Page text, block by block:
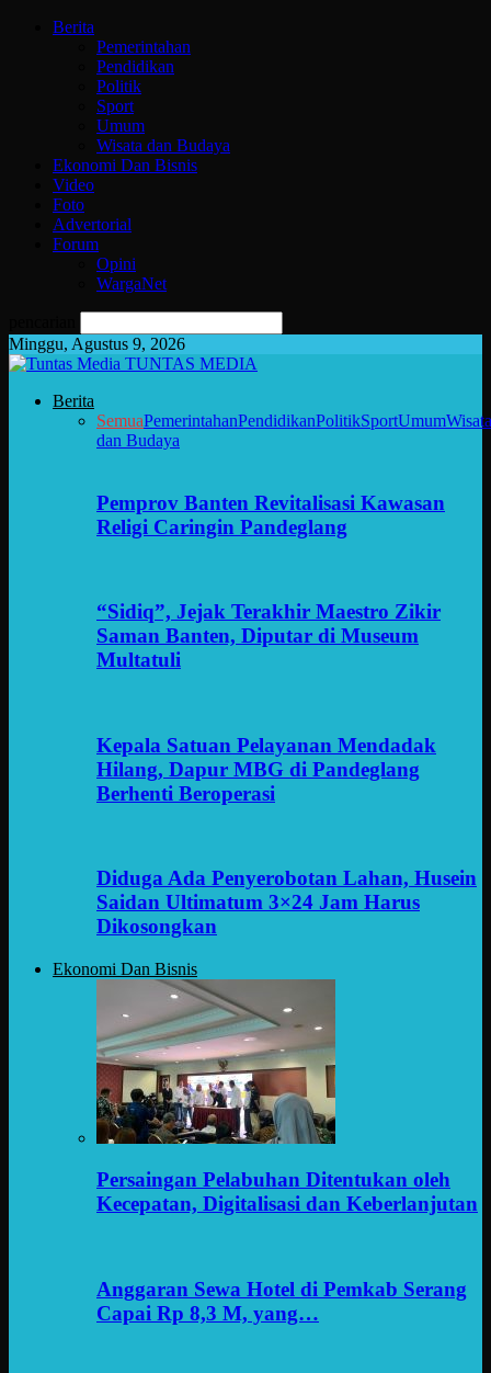
Berita
Pemerintahan
Pendidikan
Politik
Sport
Umum
Wisata dan Budaya
Ekonomi Dan Bisnis
Video
Foto
Advertorial
Forum
Opini
WargaNet
Minggu, Agustus 9, 2026
TUNTAS MEDIA
Berita
SemuaPemerintahanPendidikanPolitikSportUmumWisata
dan Budaya
Pemprov Banten Revitalisasi Kawasan
Religi Caringin Pandeglang
“Sidiq”, Jejak Terakhir Maestro Zikir
Saman Banten, Diputar di Museum
Multatuli
Kepala Satuan Pelayanan Mendadak
Hilang, Dapur MBG di Pandeglang
Berhenti Beroperasi
Diduga Ada Penyerobotan Lahan, Husein
Saidan Ultimatum 3×24 Jam Harus
Dikosongkan
Ekonomi Dan Bisnis
Persaingan Pelabuhan Ditentukan oleh
Kecepatan, Digitalisasi dan Keberlanjutan
Anggaran Sewa Hotel di Pemkab Serang
Capai Rp 8,3 M, yang…